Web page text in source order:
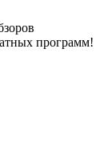
программ!